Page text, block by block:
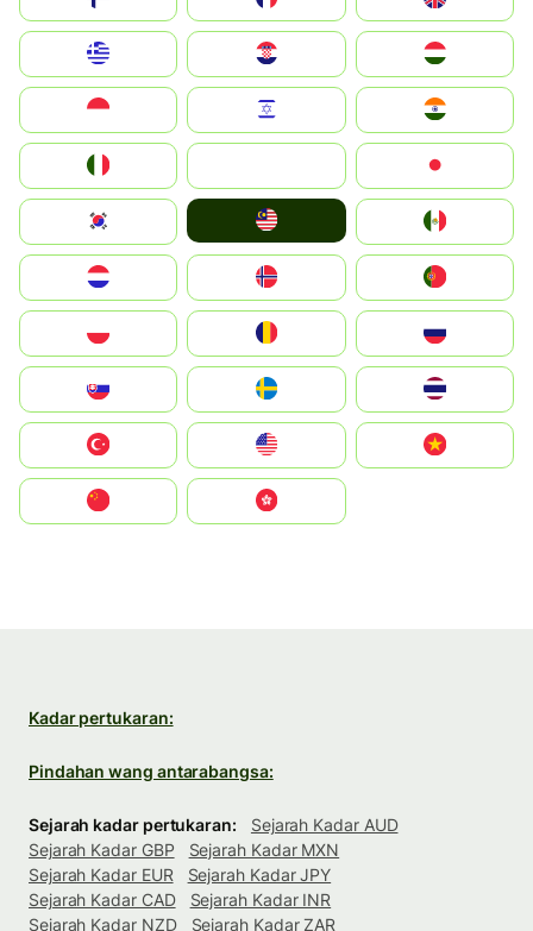
Magyarország
South Korea
United States
中國香港特別行政區
Kadar pertukaran:
Pindahan wang antarabangsa:
Sejarah kadar pertukaran:
Sejarah Kadar AUD
Sejarah Kadar GBP
Sejarah Kadar MXN
Sejarah Kadar EUR
Sejarah Kadar JPY
Sejarah Kadar CAD
Sejarah Kadar INR
Sejarah Kadar NZD
Sejarah Kadar ZAR